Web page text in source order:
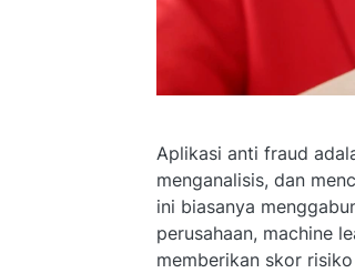
Aplikasi anti fraud
menganalisis, dan
ini biasanya
perusahaan, machine
memberikan skor